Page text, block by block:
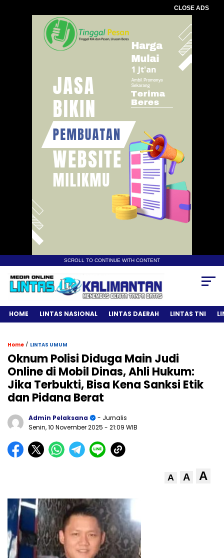
CLOSE ADS
SCROLL TO CONTINUE WITH CONTENT
HOME LINTAS NASIONAL LINTAS DAERAH LINTAS TNI
Home / LINTAS UMUM
Oknum Polisi Diduga Main Judi
Online di Mobil Dinas, Ahli Hukum:
Jika Terbukti, Bisa Kena Sanksi Etik
dan Pidana Berat
Admin Pelaksana
- Jurnalis
Senin, 10 November 2025 - 21:09 WIB
A A A